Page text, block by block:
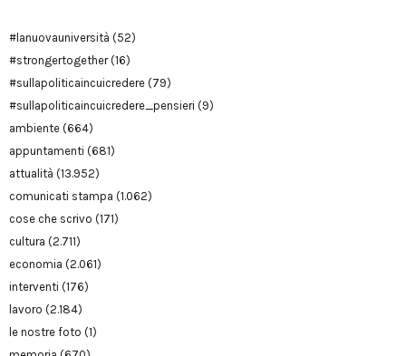
#lanuovauniversità (52)
#strongertogether(16)
#sullapoliticaincuicredere (79)
#sullapoliticaincuicredere_pensieri (9)
ambiente (664)
appuntamenti (681)
attualità (13.952)
comunicati stampa (1.062)
cose che scrivo (171)
cultura (2.711)
economia (2.061)
interventi (176)
lavoro (2.184)
le nostre foto (1)